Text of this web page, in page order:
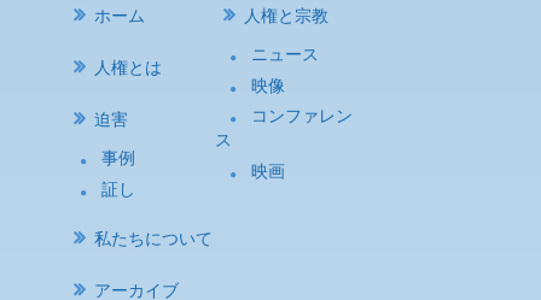
ホーム
人権とは
迫害
事例
証し
人権と宗教
ニュース
映像
コンファレン
ス
映画
私たちについて
アーカイブ